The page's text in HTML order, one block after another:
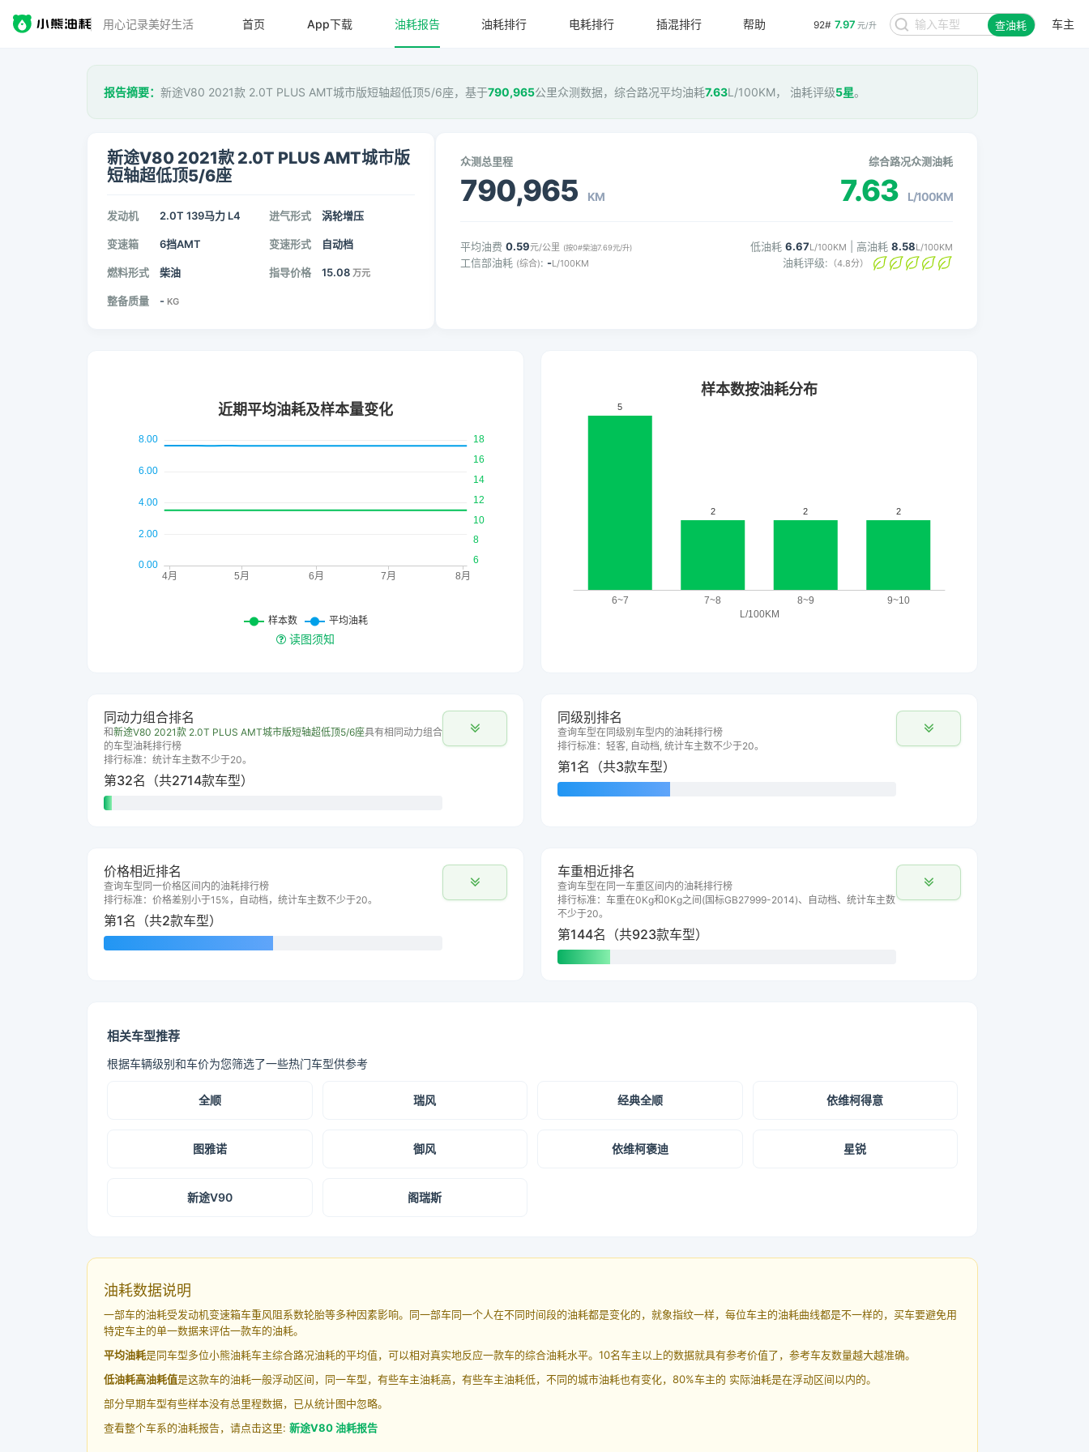
用心记录美好生活 92# 7.97 元/升 查油耗 车主
首页 App下载 油耗报告 油耗排行 电耗排行 插混排行 帮助
报告摘要： 新途V80 2021款 2.0T PLUS AMT城市版短轴超低顶5/6座，基于790,965公里众测数据，综合路况平均油耗7.63L/100KM， 油耗评级5星。
新途V80 2021款 2.0T PLUS AMT城市版
短轴超低顶5/6座
发动机 2.0T 139马力 L4 进气形式 涡轮增压
变速箱 6挡AMT 变速形式 自动档
燃料形式 柴油 指导价格 15.08 万元
整备质量 - KG
众测总里程
790,965 KM
综合路况众测油耗
7.63 L/100KM
平均油费 0.59元/公里 (按0#柴油7.69元/升)
工信部油耗 (综合): -L/100KM
低油耗 6.67L/100KM | 高油耗 8.58L/100KM
油耗评级: （4.8分）
读图须知
同动力组合排名
和新途V80 2021款 2.0T PLUS AMT城市版短轴超低顶5/6座具有相同动力组合
的车型油耗排行榜
排行标准：统计车主数不少于20。
第32名（共2714款车型）
同级别排名
查询车型在同级别车型内的油耗排行榜
排行标准：轻客, 自动档, 统计车主数不少于20。
第1名（共3款车型）
价格相近排名
查询车型同一价格区间内的油耗排行榜
排行标准：价格差别小于15%，自动档，统计车主数不少于20。
第1名（共2款车型）
车重相近排名
查询车型在同一车重区间内的油耗排行榜
排行标准：车重在0Kg和0Kg之间(国标GB27999-2014)、自动档、统计车主数
不少于20。
第144名（共923款车型）
相关车型推荐
根据车辆级别和车价为您筛选了一些热门车型供参考
全顺 瑞风 经典全顺 依维柯得意
图雅诺 御风 依维柯褒迪 星锐
新途V90 阁瑞斯
油耗数据说明
一部车的油耗受发动机变速箱车重风阻系数轮胎等多种因素影响。同一部车同一个人在不同时间段的油耗都是变化的，就象指纹一样，每位车主的油耗曲线都是不一样的，买车要避免用
特定车主的单一数据来评估一款车的油耗。
平均油耗是同车型多位小熊油耗车主综合路况油耗的平均值，可以相对真实地反应一款车的综合油耗水平。10名车主以上的数据就具有参考价值了，参考车友数量越大越准确。
低油耗高油耗值是这款车的油耗一般浮动区间，同一车型，有些车主油耗高，有些车主油耗低，不同的城市油耗也有变化，80%车主的 实际油耗是在浮动区间以内的。
部分早期车型有些样本没有总里程数据，已从统计图中忽略。
查看整个车系的油耗报告，请点击这里: 新途V80 油耗报告